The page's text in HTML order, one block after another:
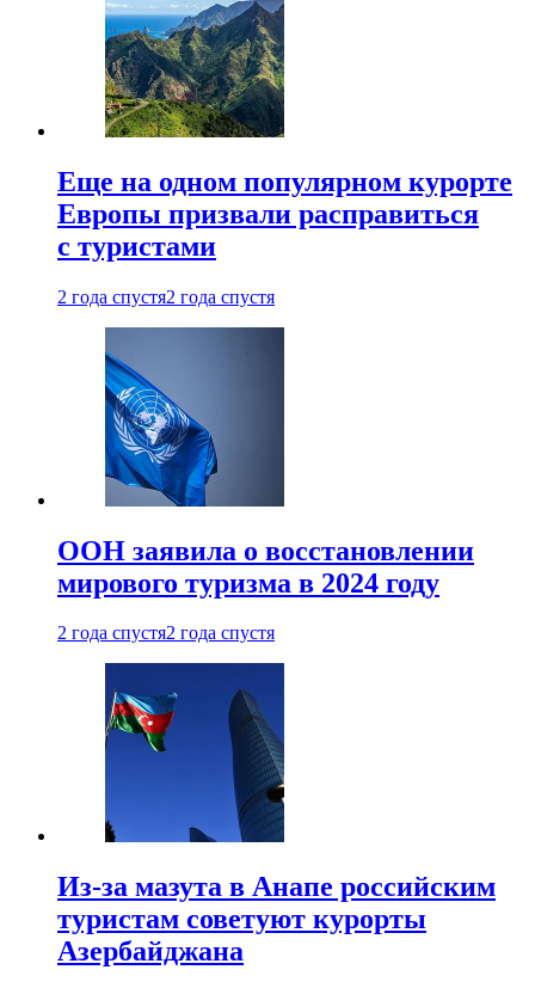
Еще на одном популярном курорте
Европы призвали расправиться
с туристами
2 года спустя2 года спустя
ООН заявила о восстановлении
мирового туризма в 2024 году
2 года спустя2 года спустя
Из-за мазута в Анапе российским
туристам советуют курорты
Азербайджана